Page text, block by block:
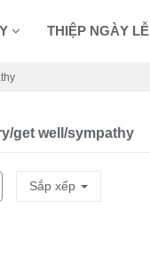
THIỆP NGÀY LỄ
get well/sympathy
Sắp xếp